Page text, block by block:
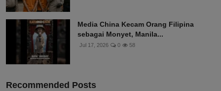
Media China Kecam Orang Filipina
sebagai Monyet, Manila...
Jul 17, 2026 0 58
Recommended Posts